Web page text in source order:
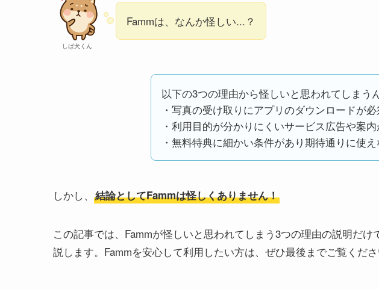
しば犬くん
Fammは、なんか怪しい...？
以下の3つの理由から怪しいと思われてしまう
・写真の受け取りにアプリのダウンロードが
・利用目的が分かりにくいサービス広告や案
・無料特典に細かい条件があり期待通りに使
しかし、 結論としてFammは怪しくありません！
この記事では、Fammが怪しいと思われてしまう3つの理由の説明だけ
説します。Fammを安心して利用したい方は、ぜひ最後までご覧くださ